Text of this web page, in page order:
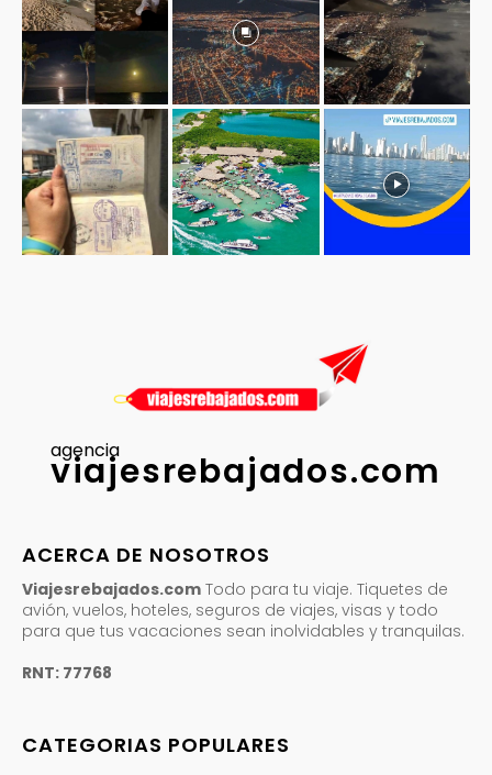
agencia
viajesrebajados.com
ACERCA DE NOSOTROS
Viajesrebajados.com Todo para tu viaje. Tiquetes de
avión, vuelos, hoteles, seguros de viajes, visas y todo
para que tus vacaciones sean inolvidables y tranquilas.
RNT: 77768
CATEGORIAS POPULARES